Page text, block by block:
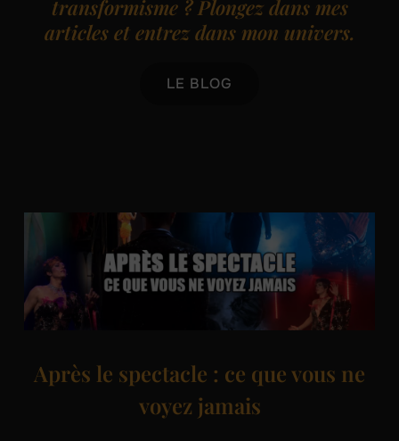
transformisme ? Plongez dans mes
articles et entrez dans mon univers.
LE BLOG
Après le spectacle : ce que vous ne
voyez jamais